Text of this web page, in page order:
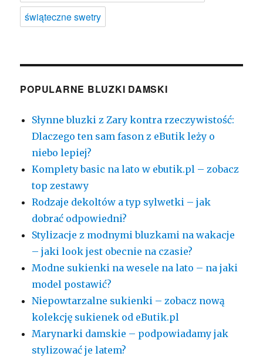
świąteczne swetry
POPULARNE BLUZKI DAMSKI
Słynne bluzki z Zary kontra rzeczywistość:
Dlaczego ten sam fason z eButik leży o
niebo lepiej?
Komplety basic na lato w ebutik.pl – zobacz
top zestawy
Rodzaje dekoltów a typ sylwetki – jak
dobrać odpowiedni?
Stylizacje z modnymi bluzkami na wakacje
– jaki look jest obecnie na czasie?
Modne sukienki na wesele na lato – na jaki
model postawić?
Niepowtarzalne sukienki – zobacz nową
kolekcję sukienek od eButik.pl
Marynarki damskie – podpowiadamy jak
stylizować je latem?